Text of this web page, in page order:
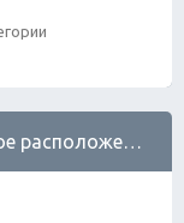
платной РЕКЛАМЫ.